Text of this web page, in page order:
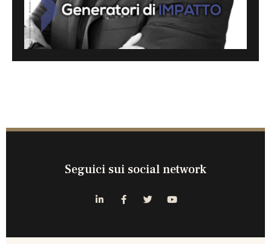
Seguici sui social network